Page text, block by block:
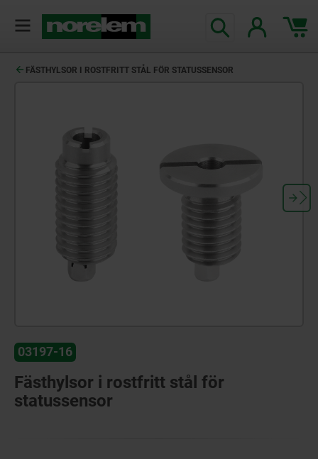
FÄSTHYLSOR I ROSTFRITT STÅL FÖR STATUSSENSOR
03197-16
Fästhylsor i rostfritt stål för
statussensor